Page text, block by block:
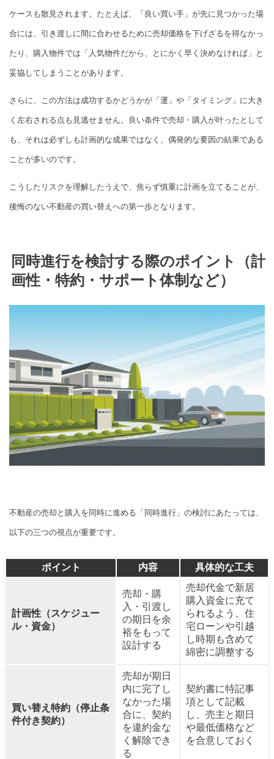
ケースも散見されます。たとえば、「良い買い手」が先に見つかった場
合には、引き渡しに間に合わせるために売却価格を下げざるを得なかっ
たり、購入物件では「人気物件だから、とにかく早く決めなければ」と
妥協してしまうことがあります。
さらに、この方法は成功するかどうかが「運」や「タイミング」に大き
く左右される点も見逃せません。良い条件で売却・購入が叶ったとして
も、それは必ずしも計画的な成果ではなく、偶発的な要因の結果である
ことが多いのです。
こうしたリスクを理解したうえで、焦らず慎重に計画を立てることが、
後悔のない不動産の買い替えへの第一歩となります。
同時進行を検討する際のポイント（計
画性・特約・サポート体制など）
不動産の売却と購入を同時に進める「同時進行」の検討にあたっては、
以下の三つの視点が重要です。
ポイント 内容 具体的な工夫
計画性（スケジュー
ル・資金）
売却・購
入・引渡し
の期日を余
裕をもって
設計する
売却代金で新居
購入資金に充て
られるよう、住
宅ローンや引越
し時期も含めて
綿密に調整する
買い替え特約（停止条
件付き契約）
売却が期日
内に完了し
なかった場
合に、契約
を違約金な
く解除でき
る
契約書に特記事
項として記載
し、売主と期日
や最低価格など
を合意しておく